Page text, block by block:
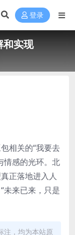
登录
和实现
相关的“我要去
情感的光环。北
正落地进入人
未来已来，只是
注，均为本站原